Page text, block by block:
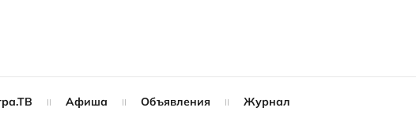
Афиша Объявления Журнал